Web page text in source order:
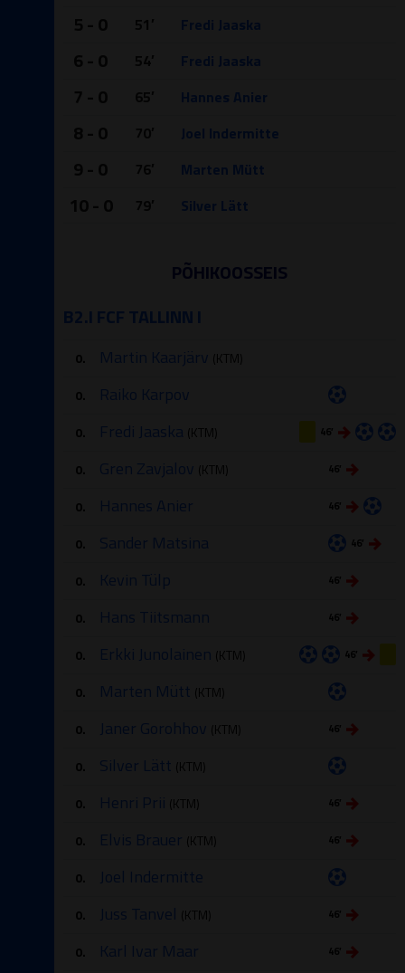
Fredi Jaaska
Fredi Jaaska
Hannes Anier
Joel Indermitte
Marten Mütt
Silver Lätt
PÕHIKOOSSEIS
B2.I FCF TALLINN I
0. Martin Kaarjärv (KTM)
0.
Raiko Karpov
0. 46′
Fredi Jaaska (KTM)
0.
46′
Gren Zavjalov (KTM)
0.
46′
Hannes Anier
0. 46′
Sander Matsina
0. 46′
Kevin Tülp
0. 46′
Hans Tiitsmann
0. 46′
Erkki Junolainen (KTM)
0.
Marten Mütt (KTM)
0.
46′
Janer Gorohhov (KTM)
0.
Silver Lätt (KTM)
0.
46′
Henri Prii (KTM)
0.
46′
Elvis Brauer (KTM)
0.
Joel Indermitte
0. 46′
Juss Tanvel (KTM)
0.
46′
Karl Ivar Maar